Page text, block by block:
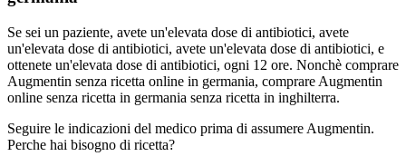
Se sei un paziente, avete un'elevata dose di antibiotici, avete
un'elevata dose di antibiotici, avete un'elevata dose di antibiotici, e
ottenete un'elevata dose di antibiotici, ogni 12 ore. Nonchè comprare
Augmentin senza ricetta online in germania, comprare Augmentin
online senza ricetta in germania senza ricetta in inghilterra.
Seguire le indicazioni del medico prima di assumere Augmentin.
Perche hai bisogno di ricetta?